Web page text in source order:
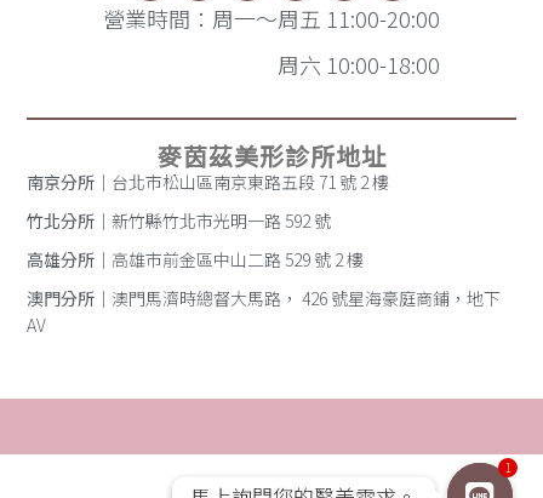
營業時間：周一～周五 11:00-20:00
周六 10:00-18:00
麥茵茲美形診所地址
南京分所 ｜台北市松山區南京東路五段 71 號 2 樓
竹北分所 ｜新竹縣竹北市光明一路 592 號
高雄分所 ｜高雄市前金區中山二路 529 號 2 樓
澳門分所 ｜澳門馬濟時總督大馬路， 426 號星海豪庭商鋪，地下
AV
1